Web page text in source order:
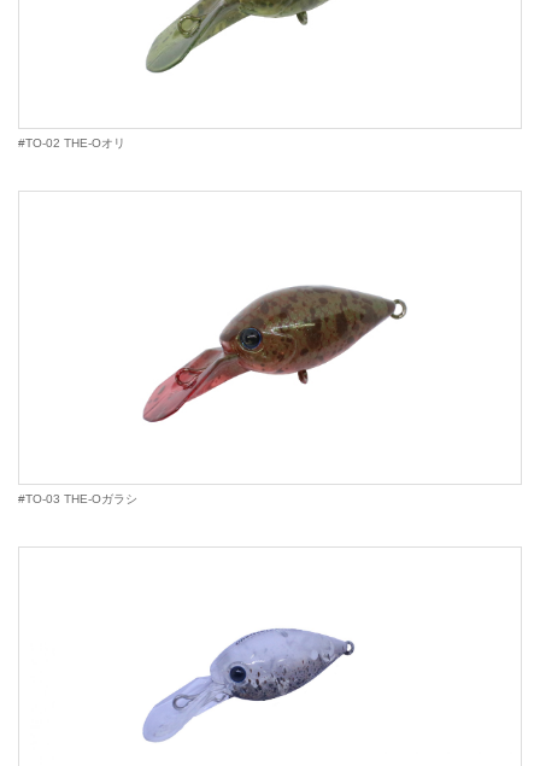
#TO-02 THE-Oオリ
#TO-03 THE-Oガラシ